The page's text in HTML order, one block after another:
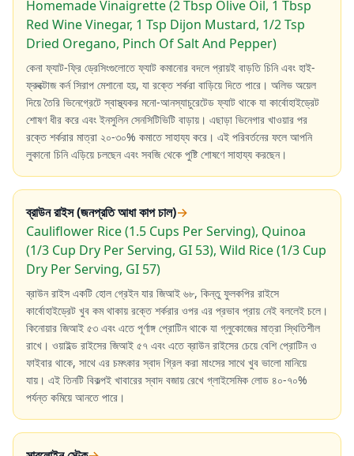
Homemade Vinaigrette (2 Tbsp Olive Oil, 1 Tbsp
Red Wine Vinegar, 1 Tsp Dijon Mustard, 1/2 Tsp
Dried Oregano, Pinch Of Salt And Pepper)
কেনা ফ্যাট-ফ্রি ড্রেসিংগুলোতে ফ্যাট কমানোর বদলে প্রায়ই বাড়তি চিনি এবং হাই-
ফ্রুক্টোজ কর্ন সিরাপ মেশানো হয়, যা রক্তে শর্করা বাড়িয়ে দিতে পারে। অলিভ অয়েল
দিয়ে তৈরি ভিনেগ্রেটে স্বাস্থ্যকর মনো-আনস্যাচুরেটেড ফ্যাট থাকে যা কার্বোহাইড্রেট
শোষণ ধীর করে এবং ইনসুলিন সেনসিটিভিটি বাড়ায়। এছাড়া ভিনেগার খাওয়ার পর
রক্তে শর্করার মাত্রা ২০-৩০% কমাতে সাহায্য করে। এই পরিবর্তনের ফলে আপনি
লুকানো চিনি এড়িয়ে চলছেন এবং সবজি থেকে পুষ্টি শোষণে সাহায্য করছেন।
ব্রাউন রাইস (জনপ্রতি আধা কাপ চাল)→
Cauliflower Rice (1.5 Cups Per Serving), Quinoa
(1/3 Cup Dry Per Serving, GI 53), Wild Rice (1/3 Cup
Dry Per Serving, GI 57)
ব্রাউন রাইস একটি হোল গ্রেইন যার জিআই ৬৮, কিন্তু ফুলকপির রাইসে
কার্বোহাইড্রেট খুব কম থাকায় রক্তে শর্করার ওপর এর প্রভাব প্রায় নেই বললেই চলে।
কিনোয়ার জিআই ৫৩ এবং এতে পূর্ণাঙ্গ প্রোটিন থাকে যা গ্লুকোজের মাত্রা স্থিতিশীল
রাখে। ওয়াইল্ড রাইসের জিআই ৫৭ এবং এতে ব্রাউন রাইসের চেয়ে বেশি প্রোটিন ও
ফাইবার থাকে, সাথে এর চমৎকার স্বাদ গ্রিল করা মাংসের সাথে খুব ভালো মানিয়ে
যায়। এই তিনটি বিকল্পই খাবারের স্বাদ বজায় রেখে গ্লাইসেমিক লোড ৪০-৭০%
পর্যন্ত কমিয়ে আনতে পারে।